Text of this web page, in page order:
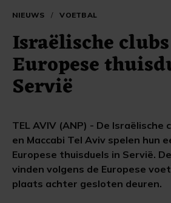
NIEUWS / VOETBAL
Israëlische
Europese
Servië
TEL AVIV (ANP) - De Israëlische
en Maccabi Tel Aviv spelen hun
Europese thuisduels in Servië.
vinden volgens de Europese
plaats achter gesloten deuren.